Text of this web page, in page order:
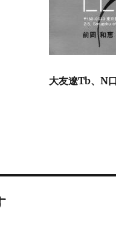
大友遼Tb、N